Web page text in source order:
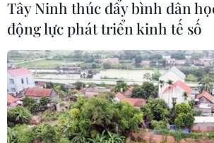
Tây Ninh thúc đẩy bình dân
động lực phát triển kinh tế số